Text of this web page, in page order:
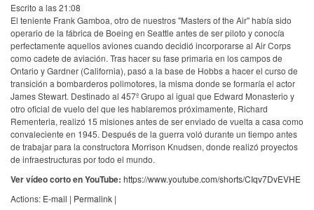
Escrito a las 21:08
El teniente Frank Gamboa, otro de nuestros "Masters of the Air" había sido
operario de la fábrica de Boeing en Seattle antes de ser piloto y conocía
perfectamente aquellos aviones cuando decidió incorporarse al Air Corps
como cadete de aviación. Tras hacer su fase primaria en los campos de
Ontario y Gardner (California), pasó a la base de Hobbs a hacer el curso de
transición a bombarderos polimotores, la misma donde se formaría el actor
James Stewart. Destinado al 457º Grupo al igual que Edward Monasterio y
otro oficial de vuelo del que les hablaremos próximamente, Richard
Rementeria, realizó 15 misiones antes de ser enviado de vuelta a casa como
convaleciente en 1945. Después de la guerra voló durante un tiempo antes
de trabajar para la constructora Morrison Knudsen, donde realizó proyectos
de infraestructuras por todo el mundo.
Ver vídeo corto en YouTube: https://www.youtube.com/shorts/CIqv7DvEVHE
Actions: E-mail | Permalink |